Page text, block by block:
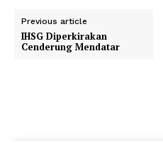
Previous article
IHSG Diperkirakan
Cenderung Mendatar